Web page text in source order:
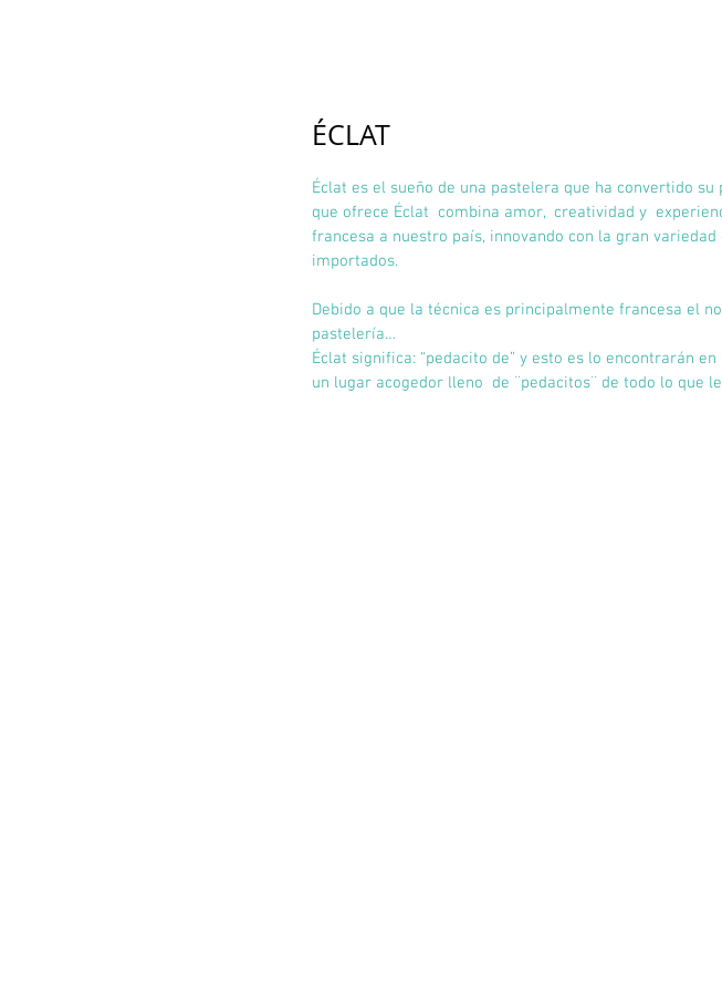
ÉCLAT
Éclat es el sueño de una pastelera que ha convertido
que ofrece Éclat  combina amor,  creatividad y
francesa a nuestro país, innovando con la gran
importados.
Debido a que la técnica es principalmente francesa el
pastelería…
Éclat significa: “pedacito de” y esto es lo encontrarán
un lugar acogedor lleno  de ¨pedacitos¨ de todo lo que